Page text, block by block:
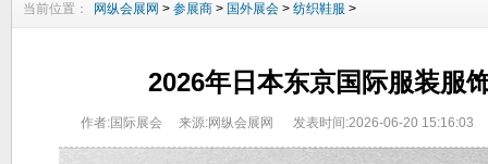
当前位置： 网纵会展网 > 参展商 > 国外展会 > 纺织鞋服 >
2026年日本东京国际服装服
作者:国际展会 来源:网纵会展网 发表时间:2026-06-20 15:16:03